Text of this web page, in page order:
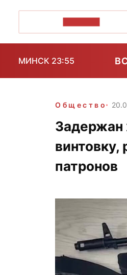
МИНСК 23:55
Общество
Задержан
патронов